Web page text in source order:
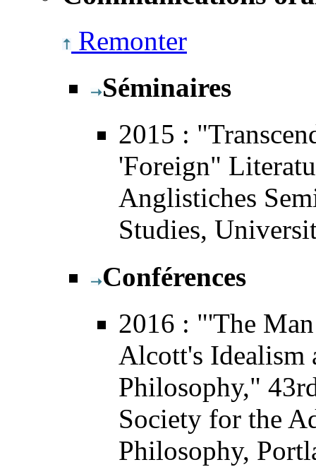
Remonter
Séminaires
2015 :
'Foreign"
Anglistiches
Studies,
Conférences
2016 : "'The
Alcott's Idealism
Philosophy,"
Society for the
Philosophy,